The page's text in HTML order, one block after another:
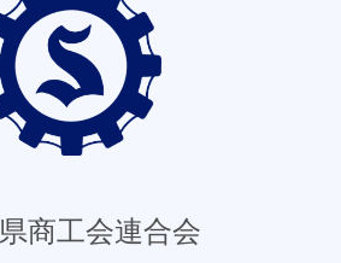
商工会連合会